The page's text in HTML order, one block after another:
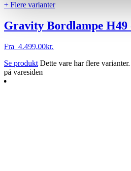
+ Flere varianter
Gravity Bordlampe H49
Fra 4.499,00kr.
Se produkt Dette vare har flere
på varesiden